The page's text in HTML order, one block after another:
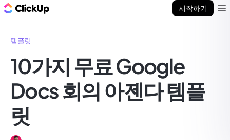
시작하기
템플릿
10가지 무료 Google
Docs 회의 아젠다 템플
릿